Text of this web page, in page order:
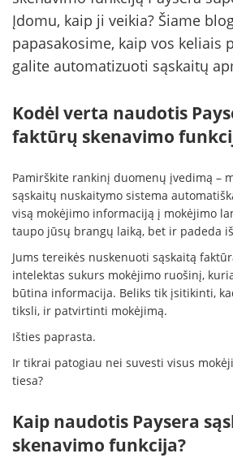
Įdomu, kaip ji veikia? Šiame
papasakosime, kaip vos keliais
galite automatizuoti sąskaitų
Kodėl verta naudotis
faktūrų skenavimo
Pamirškite rankinį duomenų įvedimą –
sąskaitų nuskaitymo sistema
visą mokėjimo informaciją į mokėjimo
taupo jūsų brangų laiką, bet ir padeda
Jums tereikės nuskenuoti sąskaitą
intelektas sukurs mokėjimo ruošinį,
būtina informacija. Beliks tik įsitikinti,
tiksli, ir patvirtinti mokėjimą.
Išties paprasta.
Ir tikrai patogiau nei suvesti visus
tiesa?
Kaip naudotis Paysera
skenavimo funkcija?